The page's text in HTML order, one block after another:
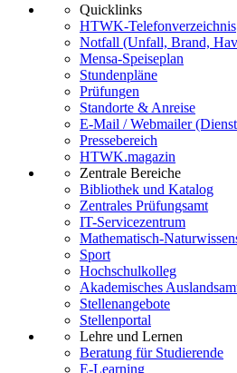
Quicklinks
HTWK-Telefonverzeichnis
Notfall (Unfall, Brand,
Mensa-Speiseplan
Stundenpläne
Prüfungen
Standorte & Anreise
E-Mail / Webmailer
Pressebereich
HTWK.magazin
Zentrale Bereiche
Bibliothek und Katalog
Zentrales Prüfungsamt
IT-Servicezentrum
Mathematisch-
Sport
Hochschulkolleg
Akademisches
Stellenangebote
Stellenportal
Lehre und Lernen
Beratung für Studierende
E-Learning